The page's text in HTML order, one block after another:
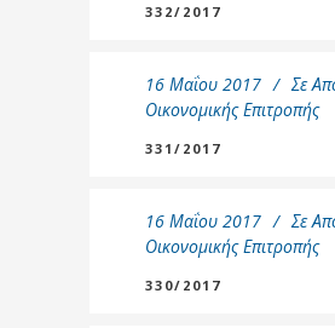
332/2017
16 Μαΐου 2017 Σε
Οικονομικής Επιτροπής
331/2017
16 Μαΐου 2017 Σε
Οικονομικής Επιτροπής
330/2017